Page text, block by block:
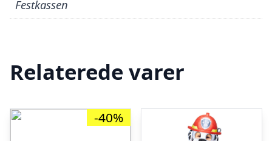
Festkassen
Relaterede varer
-40%